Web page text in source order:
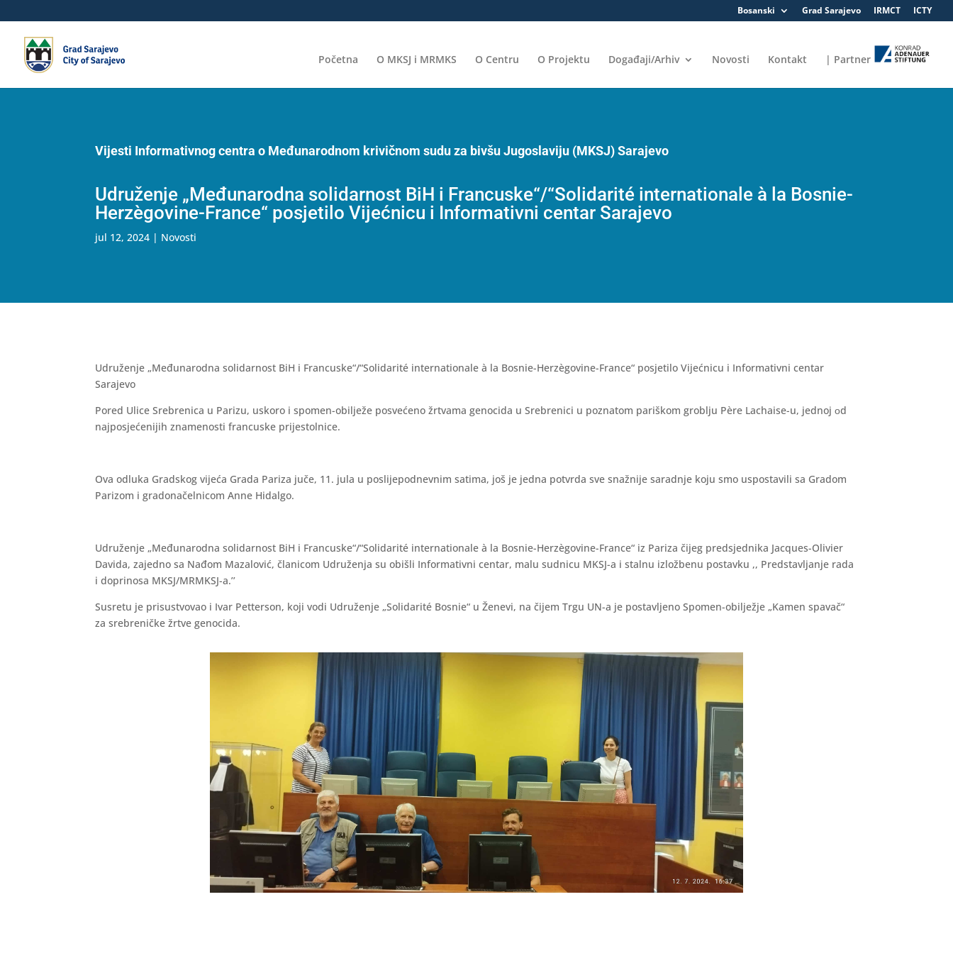
Bosanski Grad Sarajevo IRMCT ICTY
Početna O MKSJ i MRMKS O Centru O Projektu Događaji/Arhiv Novosti Kontakt | Partner
Vijesti Informativnog centra o Međunarodnom krivičnom sudu za bivšu Jugoslaviju (MKSJ) Sarajevo
Udruženje „Međunarodna solidarnost BiH i Francuske“/“Solidarité internationale à la Bosnie-
Herzègovine-France“ posjetilo Vijećnicu i Informativni centar Sarajevo
jul 12, 2024 | Novosti
Udruženje „Međunarodna solidarnost BiH i Francuske“/“Solidarité internationale à la Bosnie-Herzègovine-France“ posjetilo Vijećnicu i Informativni centar
Sarajevo
Pored Ulice Srebrenica u Parizu, uskoro i spomen-obilježe posvećeno žrtvama genocida u Srebrenici u poznatom pariškom groblju Père Lachaise-u, jednoj оd
najposjećenijih znamenosti francuske prijestolnice.
Ova odluka Gradskog vijeća Grada Pariza juče, 11. jula u poslijepodnevnim satima, još je jedna potvrda sve snažnije saradnje koju smo uspostavili sa Gradom
Parizom i gradonačelnicom Anne Hidalgo.
Udruženje „Međunarodna solidarnost BiH i Francuske“/“Solidarité internationale à la Bosnie-Herzègovine-France“ iz Pariza čijeg predsjednika Jacques-Olivier
Davida, zajedno sa Nađom Mazalović, članicom Udruženja su obišli Informativni centar, malu sudnicu MKSJ-a i stalnu izložbenu postavku ,, Predstavljanje rada
i doprinosa MKSJ/MRMKSJ-a.’’
Susretu je prisustvovao i Ivar Petterson, koji vodi Udruženje „Solidarité Bosnie“ u Ženevi, na čijem Trgu UN-a je postavljeno Spomen-obilježje „Kamen spavač“
za srebreničke žrtve genocida.